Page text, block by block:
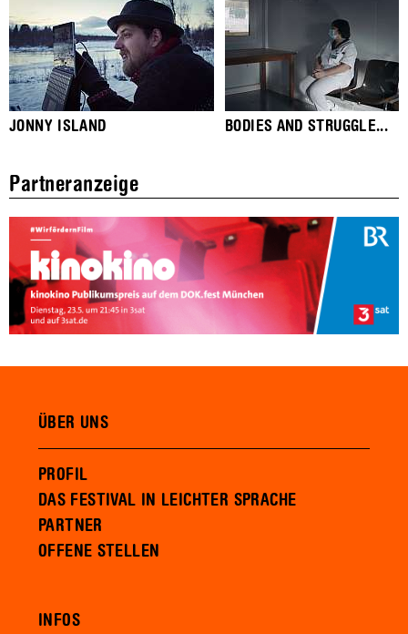
JONNY ISLAND BODIES AND STRUGGLE...
Partneranzeige
ÜBER UNS
PROFIL
DAS FESTIVAL IN LEICHTER SPRACHE
PARTNER
OFFENE STELLEN
INFOS